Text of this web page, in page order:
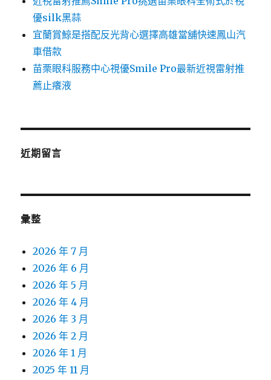
優silk黑蒜
宜蘭賞鯨是搭配反光背心選擇高雄當舖快速鳳山汽
車借款
苗栗眼科服務中心視優Smile Pro最新近視雷射推
薦止癢液
近期留言
彙整
2026 年 7 月
2026 年 6 月
2026 年 5 月
2026 年 4 月
2026 年 3 月
2026 年 2 月
2026 年 1 月
2025 年 11 月